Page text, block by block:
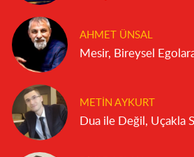
AHMET ÜNSAL
Mesir, Bireysel
METIN AYKURT
Dua ile Değil, Uçakla